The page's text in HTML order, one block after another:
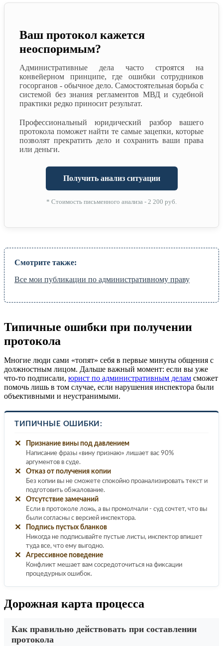
Ваш протокол кажется
неоспоримым?
Административные дела часто строятся на
конвейерном принципе, где ошибки сотрудников
госорганов - обычное дело. Самостоятельная борьба с
системой без знания регламентов МВД и судебной
практики редко приносит результат.
Профессиональный юридический разбор вашего
протокола поможет найти те самые зацепки, которые
позволят прекратить дело и сохранить ваши права
или деньги.
Получить анализ ситуации
* Стоимость письменного анализа - 2 200 руб.
Смотрите также:
Все мои публикации по административному праву
Типичные ошибки при получении
протокола
Многие люди сами «топят» себя в первые минуты общения с
должностным лицом. Дальше важный момент: если вы уже
что-то подписали, юрист по административным делам сможет
помочь лишь в том случае, если нарушения инспектора были
объективными и неустранимыми.
ТИПИЧНЫЕ ОШИБКИ:
✕ Признание вины под давлением
Написание фразы «вину признаю» лишает вас 90%
аргументов в суде.
✕ Отказ от получения копии
Без копии вы не сможете спокойно проанализировать текст и
подготовить обжалование.
✕ Отсутствие замечаний
Если в протоколе ложь, а вы промолчали - суд сочтет, что вы
были согласны с версией инспектора.
✕ Подпись пустых бланков
Никогда не подписывайте пустые листы, инспектор впишет
туда все, что ему выгодно.
✕ Агрессивное поведение
Конфликт мешает вам сосредоточиться на фиксации
процедурных ошибок.
Дорожная карта процесса
Как правильно действовать при составлении
протокола